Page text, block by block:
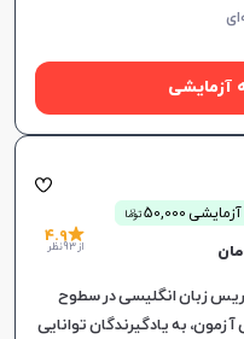
آزمایشی
آزمایشی 50,000 توما
ن
4.9
از 93 نظر
۱۹ سال تجربه تدریس زبان انگلیسی در سطوح
به یادگیرندگان توانایی